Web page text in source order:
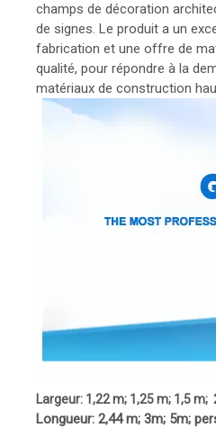
champs de décoration
de signes. Le produit a un
fabrication et une offre de
qualité, pour répondre à la
matériaux de construction
Largeur: 1,22 m; 1,25 m; 1,5 m;
Longueur: 2,44 m; 3m; 5m;